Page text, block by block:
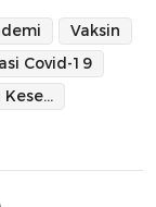
Vaksin
Covid-19
Wakil Menteri Kesehatan